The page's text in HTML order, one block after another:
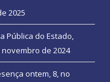
2025
Pública do Estado,
novembro de 2024
ontem, 8, no